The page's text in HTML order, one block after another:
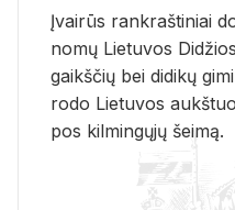
Įvai­rūs rank­raš­ti­niai
no­mų Lie­tu­vos
gaikš­čių bei di­di­kų
ro­do Lie­tu­vos
pos kil­min­gų­jų šei­mą.